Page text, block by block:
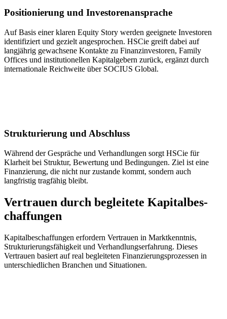
Positionierung und Investorenansprache
Auf Basis einer klaren Equity Story werden geeignete Investoren
identifiziert und gezielt angesprochen. HSCie greift dabei auf
langjährig gewachsene Kontakte zu Finanzinvestoren, Family
Offices und institutionellen Kapitalgebern zurück, ergänzt durch
internationale Reichweite über SOCIUS Global.
Strukturierung und Abschluss
Während der Gespräche und Verhandlungen sorgt HSCie für
Klarheit bei Struktur, Bewertung und Bedingungen. Ziel ist eine
Finanzierung, die nicht nur zustande kommt, sondern auch
langfristig tragfähig bleibt.
Vertrauen durch begleitete Kapitalbes­
chaffungen
Kapitalbeschaffungen erfordern Vertrauen in Marktkenntnis,
Strukturierungsfähigkeit und Verhandlungserfahrung. Dieses
Vertrauen basiert auf real begleiteten Finanzierungsprozessen in
unterschiedlichen Branchen und Situationen.